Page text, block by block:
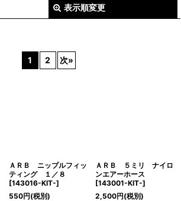
表示順変更
1 2 次»
ＡＲＢ ニップルフィッ
ティング １／８
[143016-KIT-]
550円(税別)
ＡＲＢ ５ミリ ナイロ
ンエアーホース
[143001-KIT-]
2,500円(税別)